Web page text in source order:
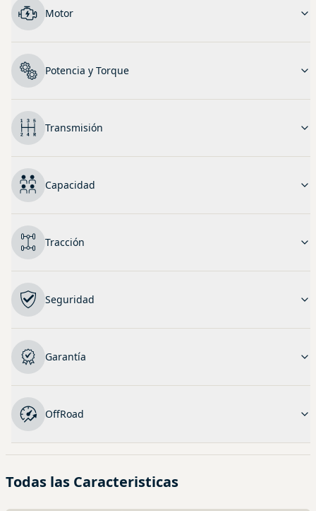
Motor
Potencia y Torque
Transmisión
Capacidad
Tracción
Seguridad
Garantía
OffRoad
Todas las Caracteristicas